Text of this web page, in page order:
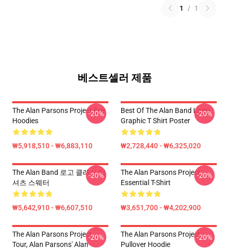
1 / 1
베스트셀러 제품
The Alan Parsons Project Eye
Hoodies
₩5,918,510 - ₩6,883,110
-20%
Best Of The Alan Band Logo
Graphic T Shirt Poster
₩2,728,440 - ₩6,325,020
-20%
The Alan Band 로고 클래식 티
셔츠 스웨터
₩5,642,910 - ₩6,607,510
-20%
The Alan Parsons Project
Essential T-Shirt
₩3,651,700 - ₩4,202,900
-20%
The Alan Parsons Project
Tour, Alan Parsons' Alan
-20%
The Alan Parsons Project
Pullover Hoodie
-20%